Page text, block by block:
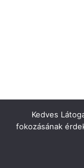
Kedves
fokozásának